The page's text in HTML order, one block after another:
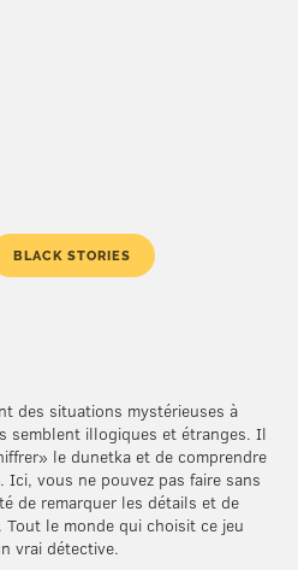
BLACK STORIES
des situations mystérieuses à
semblent illogiques et étranges. Il
le dunetka et de comprendre
vous ne pouvez pas faire sans
de remarquer les détails et de
le monde qui choisit ce jeu
vrai détective.